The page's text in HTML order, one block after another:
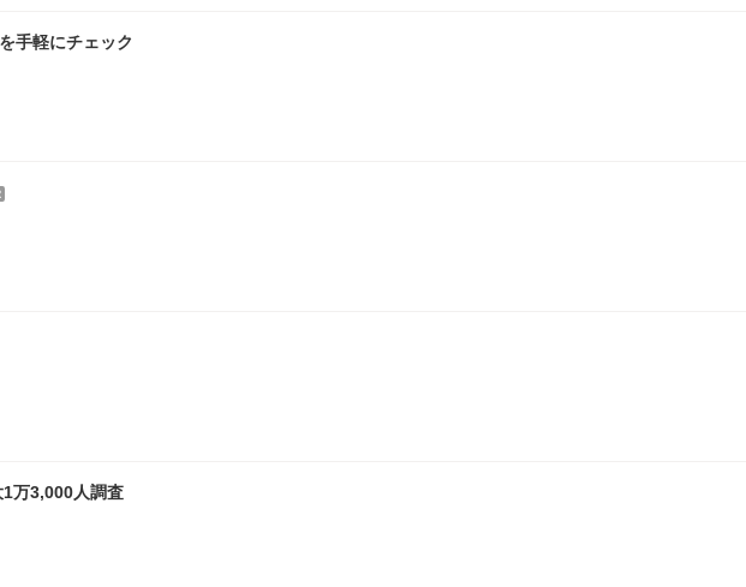
手軽にチェック
万3,000人調査